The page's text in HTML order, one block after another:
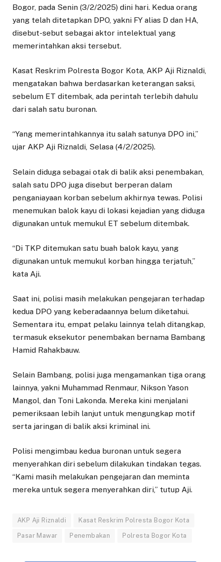
Bogor, pada Senin (3/2/2025) dini hari. Kedua orang
yang telah ditetapkan DPO, yakni FY alias D dan HA,
disebut-sebut sebagai aktor intelektual yang
memerintahkan aksi tersebut.
Kasat Reskrim Polresta Bogor Kota, AKP Aji Riznaldi,
mengatakan bahwa berdasarkan keterangan saksi,
sebelum ET ditembak, ada perintah terlebih dahulu
dari salah satu buronan.
“Yang memerintahkannya itu salah satunya DPO ini,”
ujar AKP Aji Riznaldi, Selasa (4/2/2025).
Selain diduga sebagai otak di balik aksi penembakan,
salah satu DPO juga disebut berperan dalam
penganiayaan korban sebelum akhirnya tewas. Polisi
menemukan balok kayu di lokasi kejadian yang diduga
digunakan untuk memukul ET sebelum ditembak.
“Di TKP ditemukan satu buah balok kayu, yang
digunakan untuk memukul korban hingga terjatuh,”
kata Aji.
Saat ini, polisi masih melakukan pengejaran terhadap
kedua DPO yang keberadaannya belum diketahui.
Sementara itu, empat pelaku lainnya telah ditangkap,
termasuk eksekutor penembakan bernama Bambang
Hamid Rahakbauw.
Selain Bambang, polisi juga mengamankan tiga orang
lainnya, yakni Muhammad Renmaur, Nikson Yason
Mangol, dan Toni Lakonda. Mereka kini menjalani
pemeriksaan lebih lanjut untuk mengungkap motif
serta jaringan di balik aksi kriminal ini.
Polisi mengimbau kedua buronan untuk segera
menyerahkan diri sebelum dilakukan tindakan tegas.
“Kami masih melakukan pengejaran dan meminta
mereka untuk segera menyerahkan diri,” tutup Aji.
AKP Aji Riznaldi Kasat Reskrim Polresta Bogor Kota
Pasar Mawar Penembakan Polresta Bogor Kota